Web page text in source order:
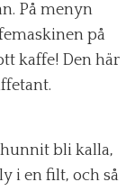
På menyn
på
kaffe! Den här
bli kalla,
i en filt, och så